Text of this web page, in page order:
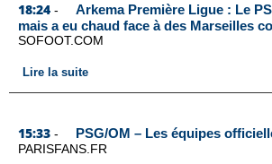
18:24 -
Arkema Première Ligue : Le
mais a eu chaud face à des Marseilles
SOFOOT.COM
Lire la suite
15:33 - PSG/OM – Les équipes
PARISFANS.FR